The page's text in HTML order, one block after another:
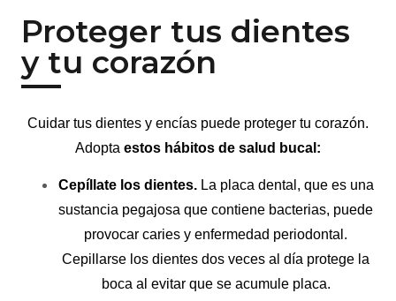
Proteger tus dientes
y tu corazón
Cuidar tus dientes y encías puede proteger tu corazón.
Adopta estos hábitos de salud bucal:
Cepíllate los dientes.La placa dental, que es una
sustancia pegajosa que contiene bacterias, puede
provocar caries y enfermedad periodontal.
Cepillarse los dientes dos veces al día protege la
boca al evitar que se acumule placa.